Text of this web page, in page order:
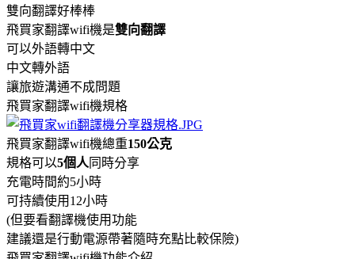
雙向翻譯好棒棒
飛買家翻譯wifi機是雙向翻譯
可以外語轉中文
中文轉外語
讓旅遊溝通不成問題
飛買家翻譯wifi機規格
飛買家翻譯wifi機總重150公克
規格可以5個人 同時分享
充電時間約5小時
可持續使用12小時
(但要看翻譯機使用功能
建議還是行動電源帶著隨時充點比較保險)